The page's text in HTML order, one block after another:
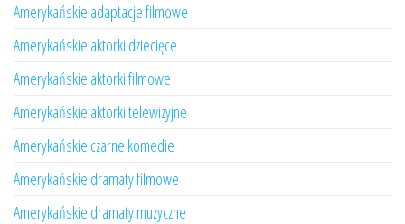
Amerykańskie adaptacje filmowe
Amerykańskie aktorki dziecięce
Amerykańskie aktorki filmowe
Amerykańskie aktorki telewizyjne
Amerykańskie czarne komedie
Amerykańskie dramaty filmowe
Amerykańskie dramaty muzyczne